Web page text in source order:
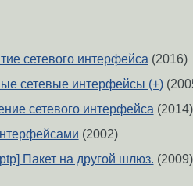
сетевого интерфейса(2016)
сетевые интерфейсы (+)
сетевого интерфейса(2014)
(2002)
Пакет на другой шлюз. (2009)